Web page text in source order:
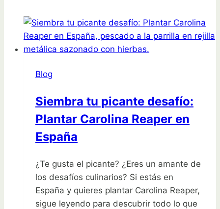
Blog
Siembra tu picante desafío:
Plantar Carolina Reaper en
España
¿Te gusta el picante? ¿Eres un amante de
los desafíos culinarios? Si estás en
España y quieres plantar Carolina Reaper,
sigue leyendo para descubrir todo lo que